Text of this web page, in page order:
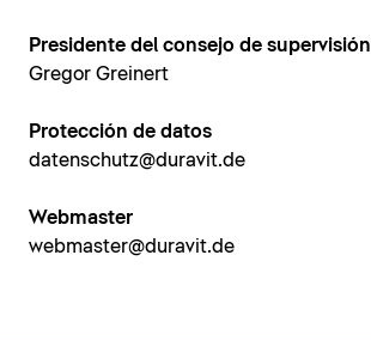
Presidente del consejo de supervisión
Gregor Greinert
Protección de datos
datenschutz@duravit.de
Webmaster
webmaster@duravit.de